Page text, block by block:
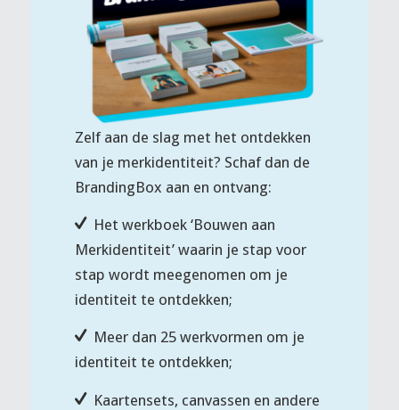
Zelf aan de slag met het ontdekken
van je merkidentiteit? Schaf dan de
BrandingBox aan en ontvang:
Het werkboek ‘Bouwen aan
Merkidentiteit’ waarin je stap voor
stap wordt meegenomen om je
identiteit te ontdekken;
Meer dan 25 werkvormen om je
identiteit te ontdekken;
Kaartensets, canvassen en andere